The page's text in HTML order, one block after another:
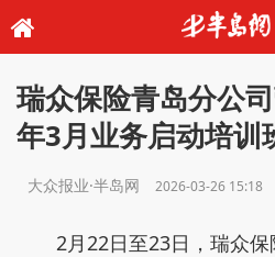
瑞众保险青岛分公
年3月业务启动培训
大众报业·半岛网 2026-03-26 15:18
2月22日至23日，瑞众